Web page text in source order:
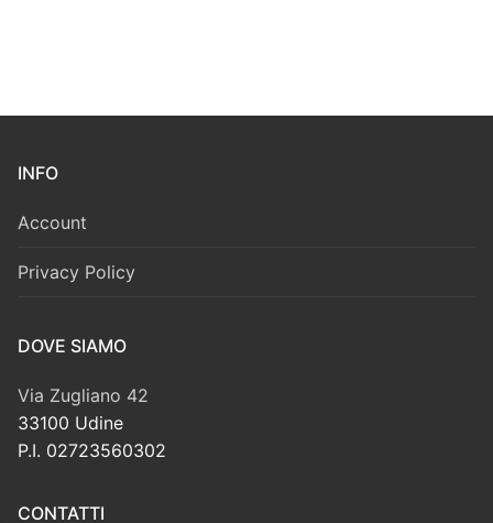
INFO
Account
Privacy Policy
DOVE SIAMO
Via Zugliano 42
33100 Udine
P.I. 02723560302
CONTATTI